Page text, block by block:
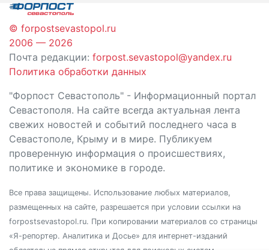
© forpostsevastopol.ru
2006 — 2026
Почта редакции: forpost.sevastopol@yandex.ru
Политика обработки данных
"Форпост Севастополь" - Информационный портал
Севастополя. На сайте всегда актуальная лента
свежих новостей и событий последнего часа в
Севастополе, Крыму и в мире. Публикуем
проверенную информация о происшествиях,
политике и экономике в городе.
Все права защищены. Использование любых материалов,
размещенных на сайте, разрешается при условии ссылки на
forpostsevastopol.ru. При копировании материалов со страницы
«Я-репортер. Аналитика и Досье» для интернет-изданий